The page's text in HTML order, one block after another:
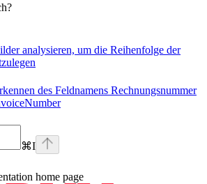
analysieren, um die Reihenfolge der
des Feldnamens Rechnungsnummer
⌘I
home page